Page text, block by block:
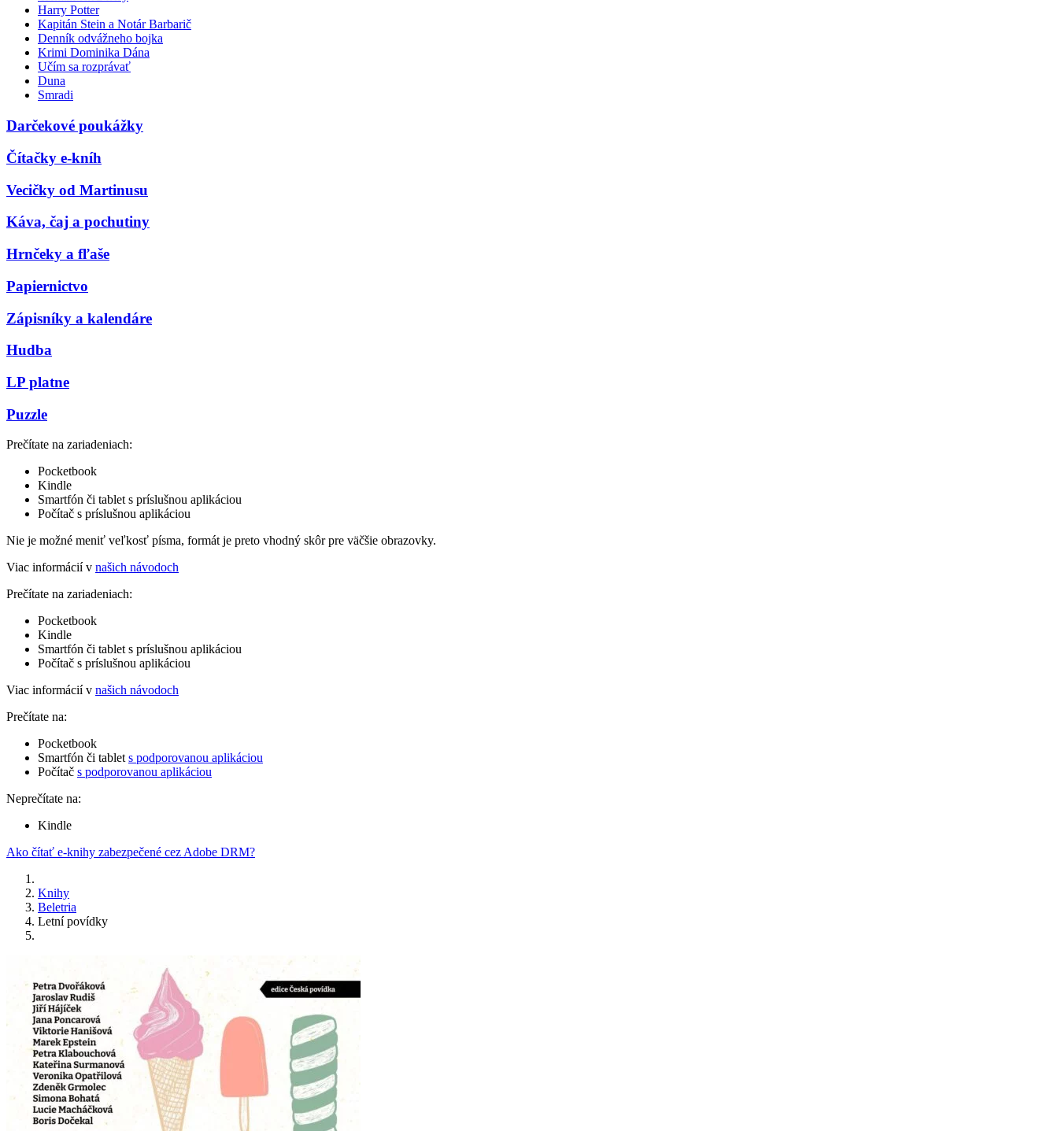
Harry Potter
Kapitán Stein a Notár Barbarič
Denník odvážneho bojka
Krimi Dominika Dána
Učím sa rozprávať
Duna
Smradi
Darčekové poukážky
Čítačky e-kníh
Vecičky od Martinusu
Káva, čaj a pochutiny
Hrnčeky a fľaše
Papiernictvo
Zápisníky a kalendáre
Hudba
LP platne
Puzzle
Prečítate na zariadeniach:
Pocketbook
Kindle
Smartfón či tablet s príslušnou aplikáciou
Počítač s príslušnou aplikáciou
Nie je možné meniť veľkosť písma, formát je preto vhodný skôr pre väčšie obrazovky.
Viac informácií v našich návodoch
Prečítate na zariadeniach:
Pocketbook
Kindle
Smartfón či tablet s príslušnou aplikáciou
Počítač s príslušnou aplikáciou
Viac informácií v našich návodoch
Prečítate na:
Pocketbook
Smartfón či tablet s podporovanou aplikáciou
Počítač s podporovanou aplikáciou
Neprečítate na:
Kindle
Ako čítať e-knihy zabezpečené cez Adobe DRM?
Knihy
Beletria
Letní povídky